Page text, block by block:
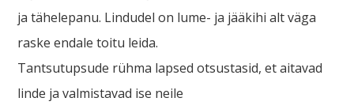
ja tähelepanu. Lindudel on lume- ja jääkihi alt väga
raske endale toitu leida.
Tantsutupsude rühma lapsed otsustasid, et aitavad
linde ja valmistavad ise neile